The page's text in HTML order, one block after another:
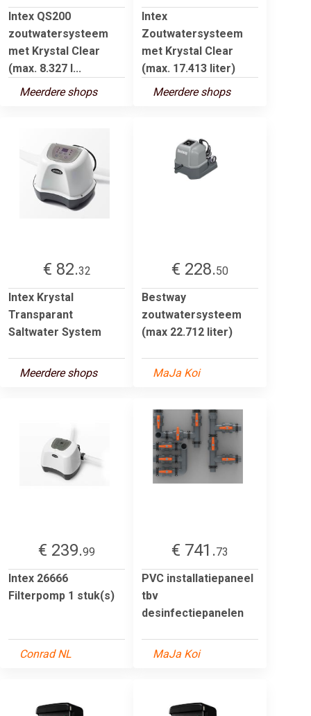
Intex QS200
zoutwatersysteem
met Krystal Clear
(max. 8.327 l...
Meerdere shops
Intex
Zoutwatersysteem
met Krystal Clear
(max. 17.413 liter)
Meerdere shops
€ 82.32
Intex Krystal
Transparant
Saltwater System
Meerdere shops
€ 228.50
Bestway
zoutwatersysteem
(max 22.712 liter)
MaJa Koi
€ 239.99
Intex 26666
Filterpomp 1 stuk(s)
Conrad NL
€ 741.73
PVC installatiepaneel
tbv
desinfectiepanelen
MaJa Koi